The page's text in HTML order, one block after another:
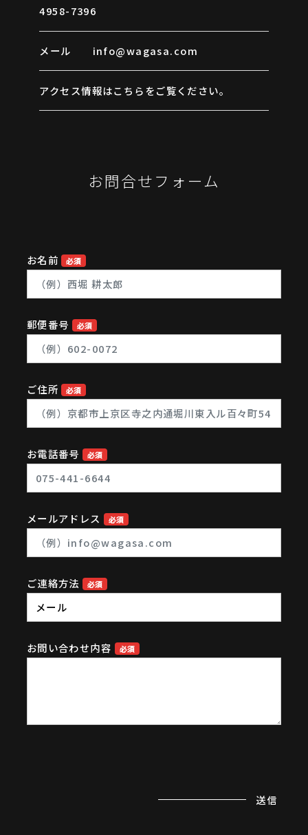
CONTACT
ONLINE SHOP
4958-7396
メール info@wagasa.com
アクセス情報はこちらをご覧ください。
お問合せフォーム
お名前 必須
郵便番号 必須
ご住所 必須
お電話番号 必須
メールアドレス 必須
ご連絡方法 必須
お問い合わせ内容 必須
送信